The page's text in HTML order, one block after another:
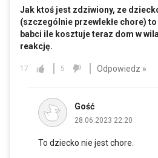
Jak ktoś jest zdziwiony, ze
(szczególnie przewlekłe chore)
babci ile kosztuje teraz dom w
reakcję.
17 5 Odpowiedz »
Gość
28.06.2023 22:20
To dziecko nie jest chore.